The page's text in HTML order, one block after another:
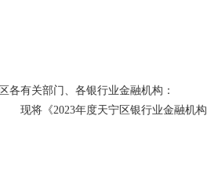
区各有关部门、各银行业金融机构：
现将《2023年度天宁区银行业金融机